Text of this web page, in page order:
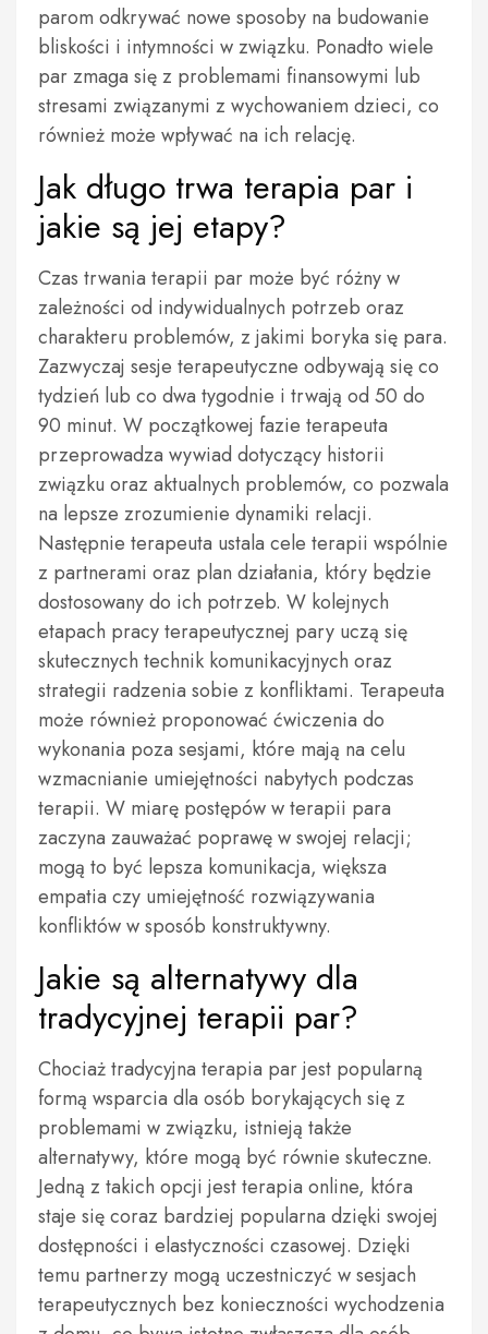
parom odkrywać nowe sposoby na budowanie
bliskości i intymności w związku. Ponadto wiele
par zmaga się z problemami finansowymi lub
stresami związanymi z wychowaniem dzieci, co
również może wpływać na ich relację.
Jak długo trwa terapia par i
jakie są jej etapy?
Czas trwania terapii par może być różny w
zależności od indywidualnych potrzeb oraz
charakteru problemów, z jakimi boryka się para.
Zazwyczaj sesje terapeutyczne odbywają się co
tydzień lub co dwa tygodnie i trwają od 50 do
90 minut. W początkowej fazie terapeuta
przeprowadza wywiad dotyczący historii
związku oraz aktualnych problemów, co pozwala
na lepsze zrozumienie dynamiki relacji.
Następnie terapeuta ustala cele terapii wspólnie
z partnerami oraz plan działania, który będzie
dostosowany do ich potrzeb. W kolejnych
etapach pracy terapeutycznej pary uczą się
skutecznych technik komunikacyjnych oraz
strategii radzenia sobie z konfliktami. Terapeuta
może również proponować ćwiczenia do
wykonania poza sesjami, które mają na celu
wzmacnianie umiejętności nabytych podczas
terapii. W miarę postępów w terapii para
zaczyna zauważać poprawę w swojej relacji;
mogą to być lepsza komunikacja, większa
empatia czy umiejętność rozwiązywania
konfliktów w sposób konstruktywny.
Jakie są alternatywy dla
tradycyjnej terapii par?
Chociaż tradycyjna terapia par jest popularną
formą wsparcia dla osób borykających się z
problemami w związku, istnieją także
alternatywy, które mogą być równie skuteczne.
Jedną z takich opcji jest terapia online, która
staje się coraz bardziej popularna dzięki swojej
dostępności i elastyczności czasowej. Dzięki
temu partnerzy mogą uczestniczyć w sesjach
terapeutycznych bez konieczności wychodzenia